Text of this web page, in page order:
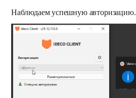
Наблюдаем успешную авторизацию.